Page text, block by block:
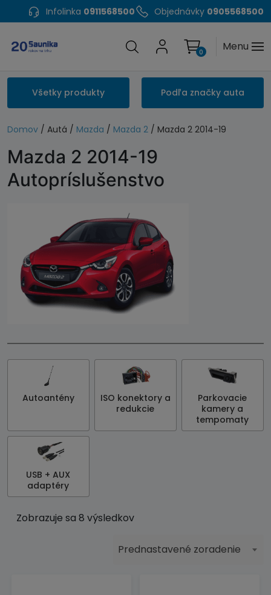
Infolinka 0911568500 Objednávky 0905568500
Menu
0
Všetky produkty Podľa značky auta
Domov / Autá / Mazda / Mazda 2 / Mazda 2 2014-19
Mazda 2 2014-19
Autopríslušenstvo
Autoantény
ISO konektory a
redukcie
Parkovacie
kamery a
tempomaty
USB + AUX
adaptéry
Zobrazuje sa 8 výsledkov
Prednastavené zoradenie